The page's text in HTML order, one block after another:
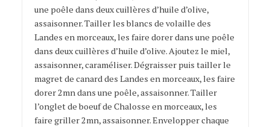
une poêle dans deux cuillères d’huile d’olive,
assaisonner. Tailler les blancs de volaille des
Landes en morceaux, les faire dorer dans une poêle
dans deux cuillères d’huile d’olive. Ajoutez le miel,
assaisonner, caraméliser. Dégraisser puis tailler le
magret de canard des Landes en morceaux, les faire
dorer 2mn dans une poêle, assaisonner. Tailler
l’onglet de boeuf de Chalosse en morceaux, les
faire griller 2mn, assaisonner. Envelopper chaque